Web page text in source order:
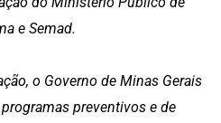
e Semad.
o Governo de Minas Gerais
preventivos e de